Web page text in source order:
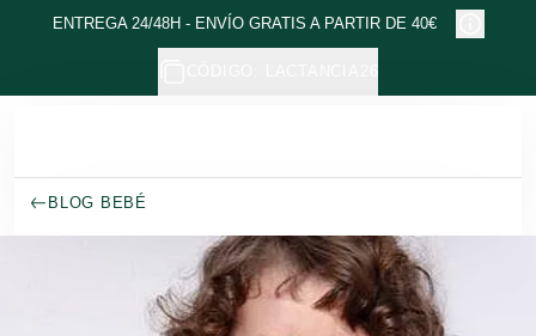
Ir al contenido principal
ENTREGA 24/48H - ENVÍO GRATIS A PARTIR DE 40€
BLOG BEBÉ